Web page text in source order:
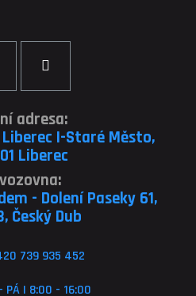
adresa:
I-Staré Město,
Liberec
- Dolení Paseky 61,
Český Dub
739 935 452
PÁ | 8:00 - 16:00